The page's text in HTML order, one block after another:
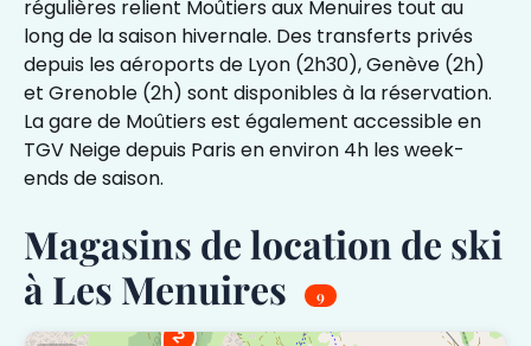
régulières relient Moûtiers aux Menuires tout au
long de la saison hivernale. Des transferts privés
depuis les aéroports de Lyon (2h30), Genève (2h)
et Grenoble (2h) sont disponibles à la réservation.
La gare de Moûtiers est également accessible en
TGV Neige depuis Paris en environ 4h les week-
ends de saison.
Magasins de location de ski
à Les Menuires
9
2